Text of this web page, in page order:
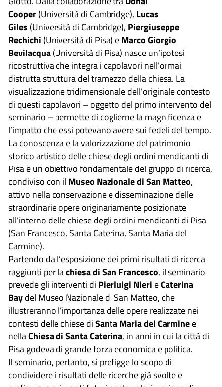
Cooper(Università di Cambridge), Lucas
Giles (Università di Cambridge), Piergiuseppe
Rechichi (Università di Pisa) eMarco Giorgio
Bevilacqua(Università di Pisa) nasce un’ipotesi
ricostruttiva che integra i capolavori nell’ormai
distrutta struttura del tramezzo della chiesa. La
visualizzazione tridimensionale dell’originale contesto
di questi capolavori – oggetto del primo intervento del
seminario – permette di coglierne la magnificenza e
l’impatto che essi potevano avere sui fedeli del tempo.
La conoscenza e la valorizzazione del patrimonio
storico artistico delle chiese degli ordini mendicanti di
Pisa è un obiettivo fondamentale del gruppo di ricerca,
condiviso con il Museo Nazionale di San Matteo,
attivo nella conservazione e disseminazione delle
straordinarie opere originariamente posizionate
all’interno delle chiese degli ordini mendicanti di Pisa
(San Francesco, Santa Caterina, Santa Maria del
Carmine).
Partendo dall’esposizione dei primi risultati di ricerca
raggiunti per lachiesa di San Francesco, il seminario
prevede gli interventi di Pierluigi Nieri eCaterina
Baydel Museo Nazionale di San Matteo, che
illustreranno l’importanza delle opere realizzate nei
contesti delle chiese diSanta Maria del Carminee
nellaChiesa di Santa Caterina, in anni in cui la città di
Pisa godeva di grande forza economica e politica.
Il seminario, pertanto, si prefigge lo scopo di
condividere i risultati delle ricerche già svolte e